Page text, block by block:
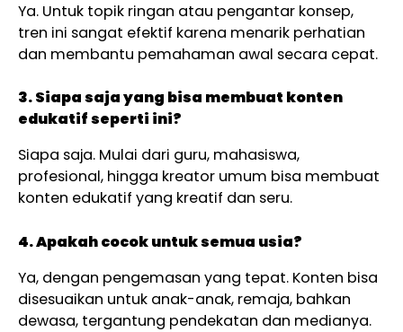
Ya. Untuk topik ringan atau pengantar konsep,
tren ini sangat efektif karena menarik perhatian
dan membantu pemahaman awal secara cepat.
3. Siapa saja yang bisa membuat konten
edukatif seperti ini?
Siapa saja. Mulai dari guru, mahasiswa,
profesional, hingga kreator umum bisa membuat
konten edukatif yang kreatif dan seru.
4. Apakah cocok untuk semua usia?
Ya, dengan pengemasan yang tepat. Konten bisa
disesuaikan untuk anak-anak, remaja, bahkan
dewasa, tergantung pendekatan dan medianya.